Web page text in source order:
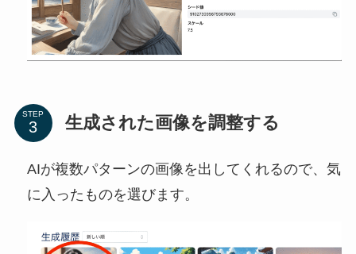
STEP 生成された画像を調整する
AIが複数パターンの画像を出してくれるので、気
に入ったものを選びます。